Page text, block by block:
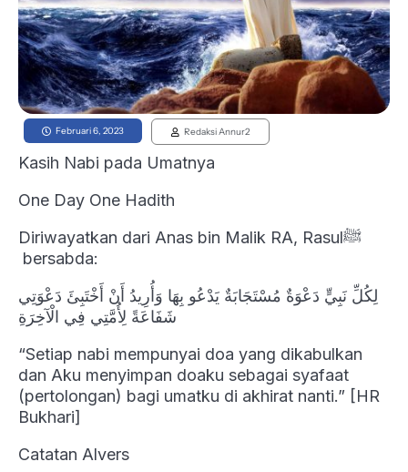
Februari 6, 2023 Redaksi Annur2
Kasih Nabi pada Umatnya
One Day One Hadith
Diriwayatkan dari Anas bin Malik RA, Rasulﷺ
bersabda:
لِكُلِّ نَبِيٍّ دَعْوَةٌ مُسْتَجَابَةٌ يَدْعُو بِهَا وَأُرِيدُ أَنْ أَخْتَبِئَ دَعْوَتِي
شَفَاعَةً لِأُمَّتِي فِي الْآخِرَةِ
“Setiap nabi mempunyai doa yang dikabulkan
dan Aku menyimpan doaku sebagai syafaat
(pertolongan) bagi umatku di akhirat nanti.” [HR
Bukhari]
Catatan Alvers